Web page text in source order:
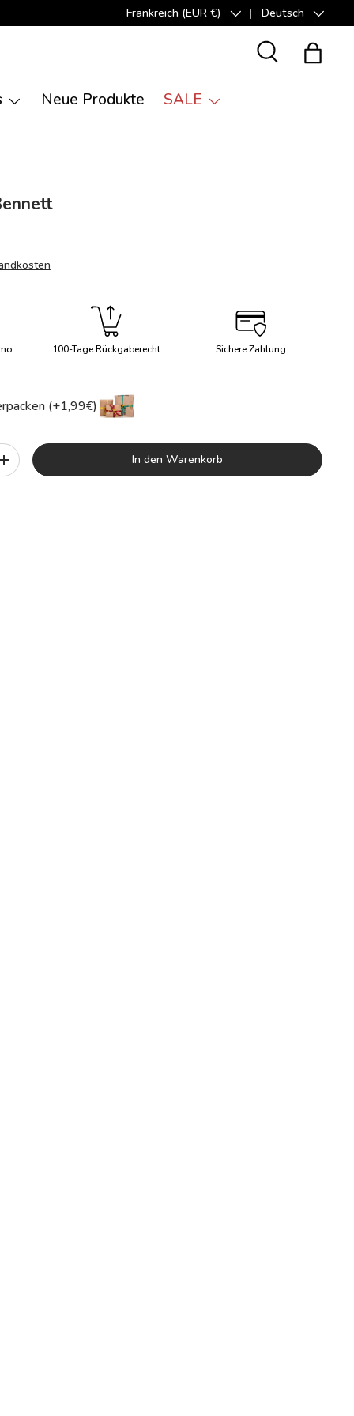
Land/Region
Frankreich (EUR €) SpracheDeutsch
Suche
Neue Produkte SALE
100-Tage Rückgaberecht Sichere Zahlung
(+1,99€)
+ In den Warenkorb